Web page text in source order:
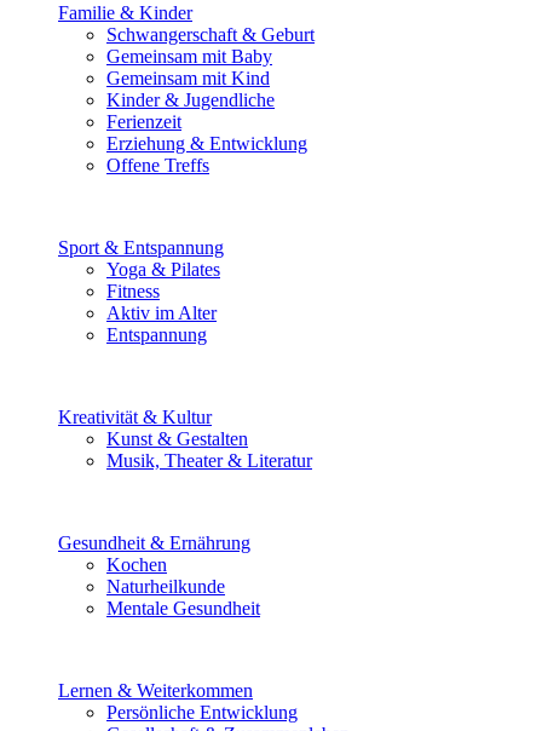
Familie & Kinder
Schwangerschaft & Geburt
Gemeinsam mit Baby
Gemeinsam mit Kind
Kinder & Jugendliche
Ferienzeit
Erziehung & Entwicklung
Offene Treffs
Sport & Entspannung
Yoga & Pilates
Fitness
Aktiv im Alter
Entspannung
Kreativität & Kultur
Kunst & Gestalten
Musik, Theater & Literatur
Gesundheit & Ernährung
Kochen
Naturheilkunde
Mentale Gesundheit
Lernen & Weiterkommen
Persönliche Entwicklung